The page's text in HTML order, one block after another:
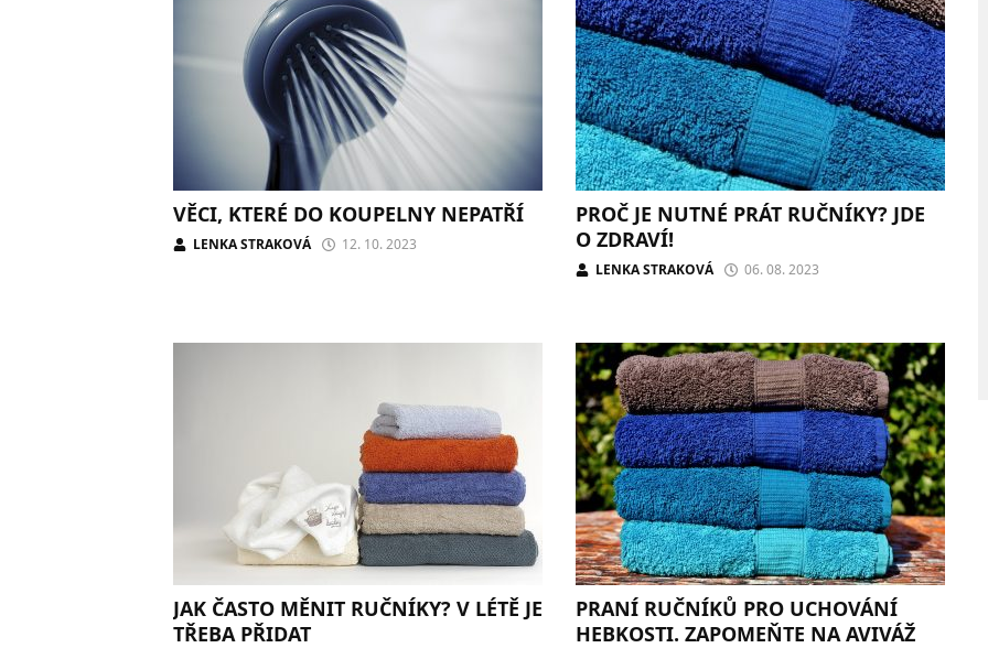
VĚCI, KTERÉ DO KOUPELNY NEPATŘÍ
LENKA STRAKOVÁ 12. 10. 2023
PROČ JE NUTNÉ PRÁT RUČNÍKY? JDE
O ZDRAVÍ!
LENKA STRAKOVÁ 06. 08. 2023
JAK ČASTO MĚNIT RUČNÍKY? V LÉTĚ JE
TŘEBA PŘIDAT
PRANÍ RUČNÍKŮ PRO UCHOVÁNÍ
HEBKOSTI. ZAPOMEŇTE NA AVIVÁŽ